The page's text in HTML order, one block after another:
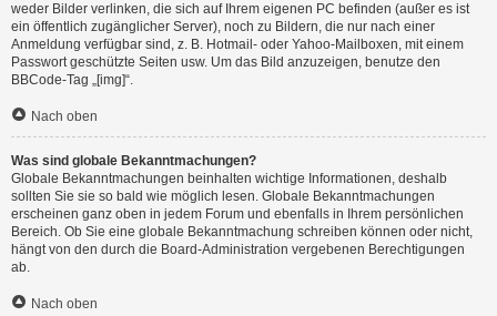
weder Bilder verlinken, die sich auf Ihrem eigenen PC befinden (außer es ist
ein öffentlich zugänglicher Server), noch zu Bildern, die nur nach einer
Anmeldung verfügbar sind, z. B. Hotmail- oder Yahoo-Mailboxen, mit einem
Passwort geschützte Seiten usw. Um das Bild anzuzeigen, benutze den
BBCode-Tag „[img]“.
Nach oben
Was sind globale Bekanntmachungen?
Globale Bekanntmachungen beinhalten wichtige Informationen, deshalb
sollten Sie sie so bald wie möglich lesen. Globale Bekanntmachungen
erscheinen ganz oben in jedem Forum und ebenfalls in Ihrem persönlichen
Bereich. Ob Sie eine globale Bekanntmachung schreiben können oder nicht,
hängt von den durch die Board-Administration vergebenen Berechtigungen
ab.
Nach oben